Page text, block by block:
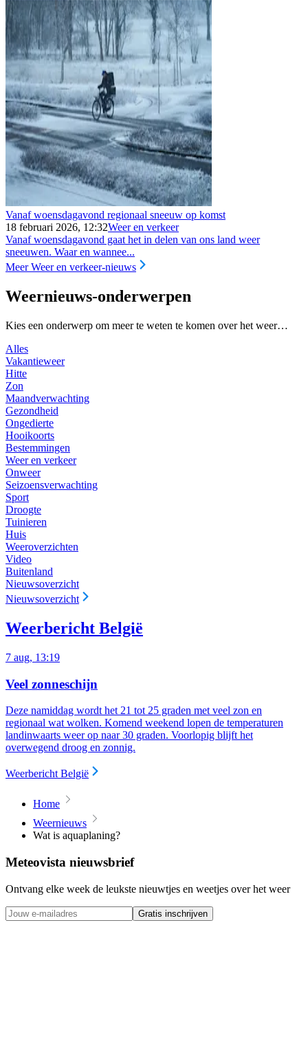
Vanaf woensdagavond regionaal sneeuw op komst
18 februari 2026, 12:32Weer en verkeer
Vanaf woensdagavond gaat het in delen van ons land weer
sneeuwen. Waar en wannee...
Meer Weer en verkeer-nieuws
Weernieuws-onderwerpen
Kies een onderwerp om meer te weten te komen over het weer…
Alles
Vakantieweer
Hitte
Zon
Maandverwachting
Gezondheid
Ongedierte
Hooikoorts
Bestemmingen
Weer en verkeer
Onweer
Seizoensverwachting
Sport
Droogte
Tuinieren
Huis
Weeroverzichten
Video
Buitenland
Nieuwsoverzicht
Nieuwsoverzicht
Weerbericht België
7 aug, 13:19
Veel zonneschijn
Deze namiddag wordt het 21 tot 25 graden met veel zon en
regionaal wat wolken. Komend weekend lopen de temperaturen
landinwaarts weer op naar 30 graden. Voorlopig blijft het
overwegend droog en zonnig.
Weerbericht België
Home
Weernieuws
Wat is aquaplaning?
Meteovista nieuwsbrief
Ontvang elke week de leukste nieuwtjes en weetjes over het weer
Gratis inschrijven